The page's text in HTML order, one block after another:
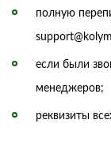
полную
если были
менеджеров;
реквизиты